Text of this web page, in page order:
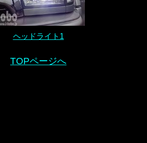
ヘッドライト1
TOPページへ